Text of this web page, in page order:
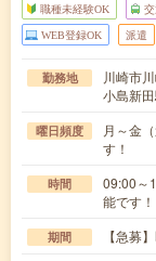
職種未経験OK
WEB登録OK 派遣
勤務地
川崎市
小島新
曜日頻度
月～金
す！
時間
09:00～
能です！
期間 【急募